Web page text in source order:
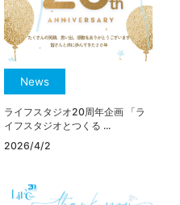
News
ライフスタジオ20周年企画 「ラ
イフスタジオとつくる ...
2026/4/2